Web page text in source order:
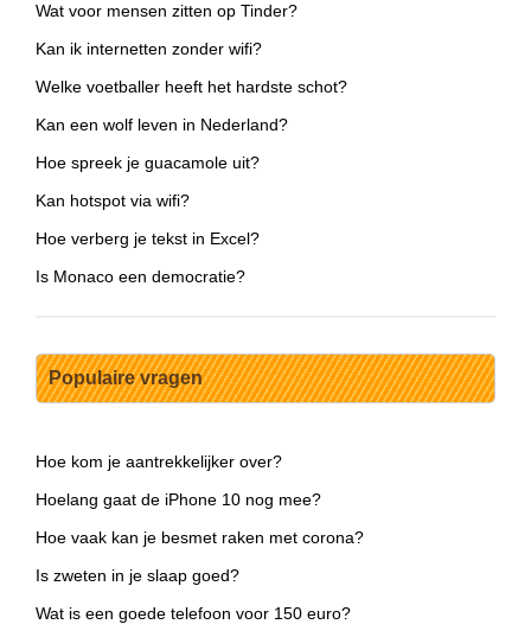
Wat voor mensen zitten op Tinder?
Kan ik internetten zonder wifi?
Welke voetballer heeft het hardste schot?
Kan een wolf leven in Nederland?
Hoe spreek je guacamole uit?
Kan hotspot via wifi?
Hoe verberg je tekst in Excel?
Is Monaco een democratie?
Populaire vragen
Hoe kom je aantrekkelijker over?
Hoelang gaat de iPhone 10 nog mee?
Hoe vaak kan je besmet raken met corona?
Is zweten in je slaap goed?
Wat is een goede telefoon voor 150 euro?